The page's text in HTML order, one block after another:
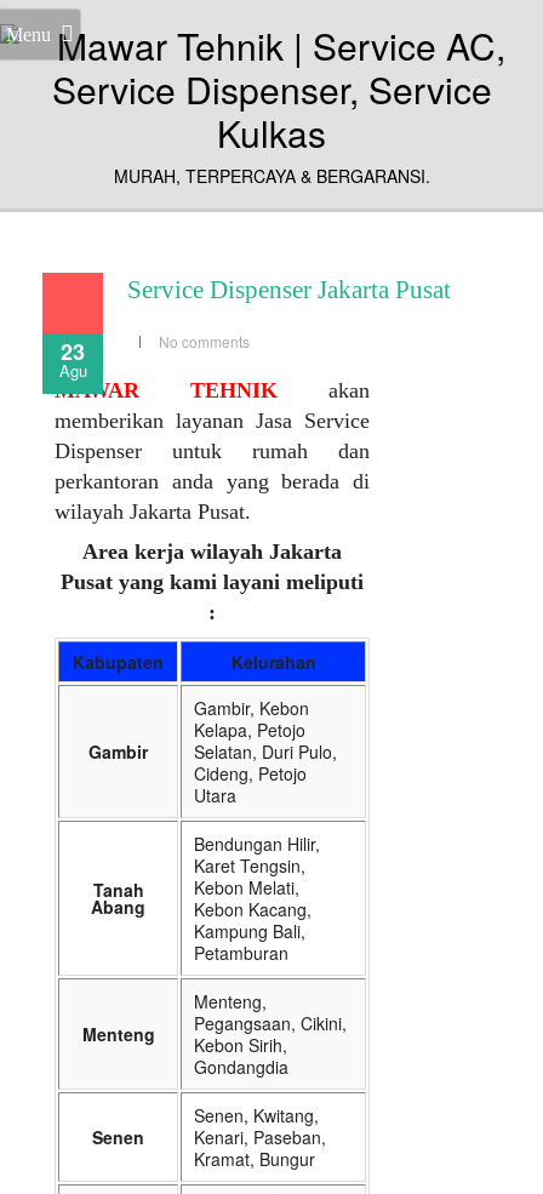
Menu
MURAH, TERPERCAYA & BERGARANSI.
23
Agu
Service Dispenser Jakarta Pusat
No comments
MAWAR TEHNIK akan
memberikan layanan Jasa Service
Dispenser untuk rumah dan
perkantoran anda yang berada di
wilayah Jakarta Pusat.
Area kerja wilayah Jakarta
Pusat yang kami layani meliputi
:
Kabupaten Kelurahan
Gambir
Gambir, Kebon
Kelapa, Petojo
Selatan, Duri Pulo,
Cideng, Petojo
Utara
Tanah
Abang
Bendungan Hilir,
Karet Tengsin,
Kebon Melati,
Kebon Kacang,
Kampung Bali,
Petamburan
Menteng
Menteng,
Pegangsaan, Cikini,
Kebon Sirih,
Gondangdia
Senen
Senen, Kwitang,
Kenari, Paseban,
Kramat, Bungur